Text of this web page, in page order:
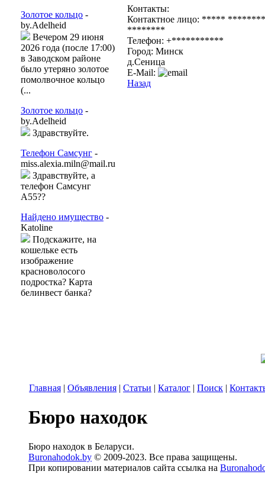
Золотое кольцо -
by.Adelheid
Вечером 29 июня
2026 года (после 17:00)
в Заводском районе
было утеряно золотое
помолвочное кольцо
(...
Золотое кольцо -
by.Adelheid
Здравствуйте.
Телефон Самсунг -
miss.alexia.miln@mail.ru
Здравствуйте, а
телефон Самсунг
А55??
Найдено имущество -
Katoline
Подскажите, на
кошельке есть
изображение
красноволосого
подростка? Карта
белинвест банка?
Контакты:
Контактное лицо: *****
********
Телефон: +***********
Город: Минск
д.Сеница
E-Mail:
Назад
Главная | Объявления | Статьи | Каталог | Поиск |
Бюро находок
Бюро находок в Беларуси.
Buronahodok.by © 2009-2023. Все права защищены.
При копировании материалов сайта ссылка на